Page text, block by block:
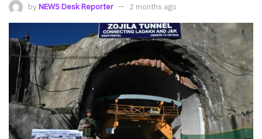
by NEWS Desk Reporter 2 months ago